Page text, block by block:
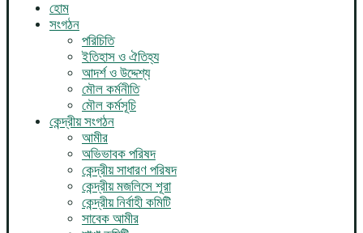
হোম
সংগঠন
পরিচিতি
ইতিহাস ও ঐতিহ্য
আদর্শ ও উদ্দেশ্য
মৌল কর্মনীতি
মৌল কর্মসূচি
কেন্দ্রীয় সংগঠন
আমীর
অভিভাবক পরিষদ
কেন্দ্রীয় সাধারণ পরিষদ
কেন্দ্রীয় মজলিসে শূরা
কেন্দ্রীয় নির্বাহী কমিটি
সাবেক আমীর